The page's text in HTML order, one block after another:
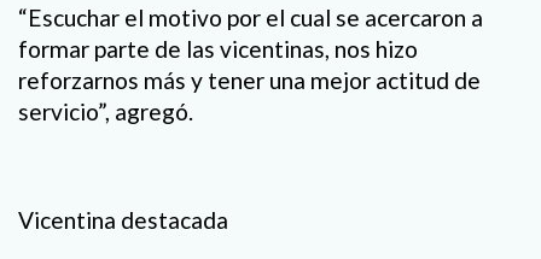
“Escuchar el motivo por el cual se acercaron a
formar parte de las vicentinas, nos hizo
reforzarnos más y tener una mejor actitud de
servicio”, agregó.
Vicentina destacada